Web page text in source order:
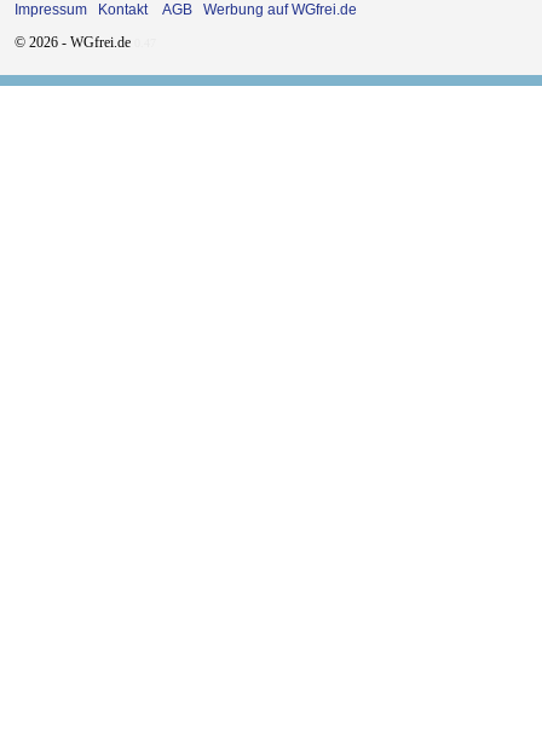
Impressum
Kontakt AGB
Werbung auf WGfrei.de
© 2026 - WGfrei.de